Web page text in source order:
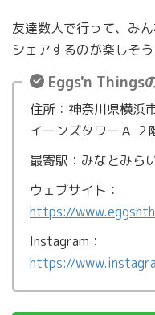
友達数人で行って、み
シェアするのが楽しそ
Eggs'n Things
住所：神奈川県横
イーンズタワーＡ ２
最寄駅：みなとみら
ウェブサイト：
https://
Instagram：
https://